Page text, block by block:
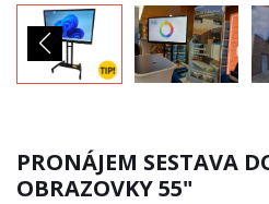
PRONÁJEM SESTAVA
OBRAZOVKY 55"